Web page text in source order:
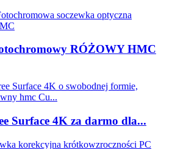
RÓŻOWY HMC
Surface 4K za darmo dla...